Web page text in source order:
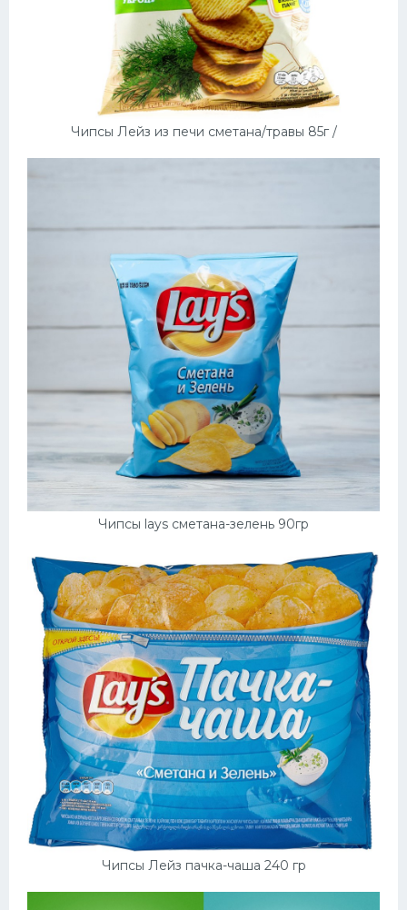
Чипсы Лейз из печи сметана/травы 85г /
Чипсы lays сметана-зелень 90гр
Чипсы Лейз пачка-чаша 240 гр